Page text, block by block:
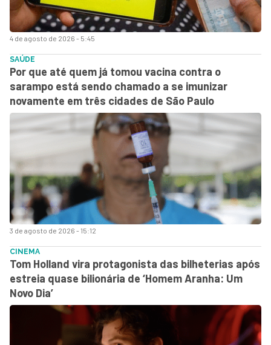
4 de agosto de 2026 - 5:45
3 de agosto de 2026 - 15:12
SAÚDE
Por que até quem já tomou vacina contra o
sarampo está sendo chamado a se imunizar
novamente em três cidades de São Paulo
CINEMA
Tom Holland vira protagonista das bilheterias após
estreia quase bilionária de ‘Homem Aranha: Um
Novo Dia’